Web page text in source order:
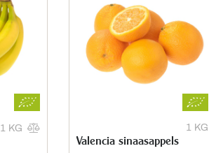
1 KG 1 KG
Valencia sinaasappels